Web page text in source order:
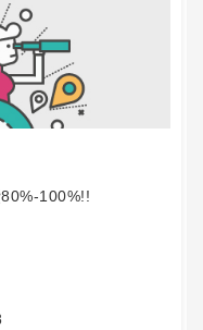
80%-100%!!